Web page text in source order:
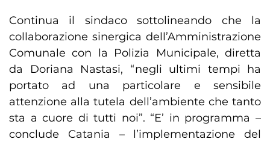
Continua il sindaco sottolineando che la
collaborazione sinergica dell’Amministrazione
Comunale con la Polizia Municipale, diretta
da Doriana Nastasi, “negli ultimi tempi ha
portato ad una particolare e sensibile
attenzione alla tutela dell’ambiente che tanto
sta a cuore di tutti noi”. “E’ in programma –
conclude Catania – l’implementazione del